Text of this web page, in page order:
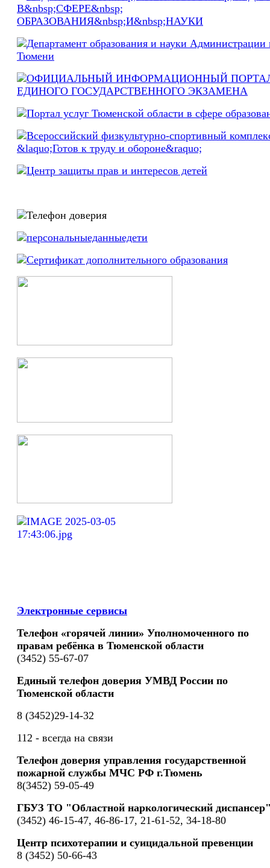
Электронные сервисы
Телефон «горячей линии» Уполномоченного по
правам ребёнка в Тюменской области
(3452) 55-67-07
Единый телефон доверия УМВД России по
Тюменской области
8 (3452)29-14-32
112 - всегда на связи
Телефон доверия управления государственной
пожарной службы МЧС РФ г.Тюмень
8(3452) 59-05-49
ГБУЗ ТО "Областной наркологический
(3452) 46-15-47, 46-86-17, 21-61-52, 34-18-80
Центр психотерапии и суицидальной превенции
8 (3452) 50-66-43